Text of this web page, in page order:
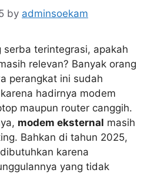
by adminsoekam
serba terintegrasi, apakah
relevan? Banyak orang
perangkat ini sudah
hadirnya modem
maupun router canggih.
modem eksternal masih
Bahkan di tahun 2025,
karena
yang tidak